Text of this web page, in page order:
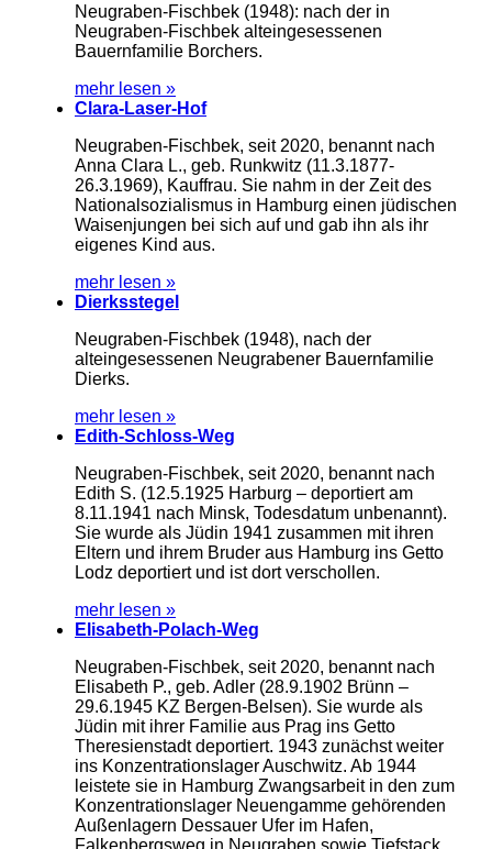
Neugraben-Fischbek (1948): nach der in
Neugraben-Fischbek alteingesessenen
Bauernfamilie Borchers.
mehr lesen »
Clara-Laser-Hof
Neugraben-Fischbek, seit 2020, benannt nach
Anna Clara L., geb. Runkwitz (11.3.1877-
26.3.1969), Kauffrau. Sie nahm in der Zeit des
Nationalsozialismus in Hamburg einen jüdischen
Waisenjungen bei sich auf und gab ihn als ihr
eigenes Kind aus.
mehr lesen »
Dierksstegel
Neugraben-Fischbek (1948), nach der
alteingesessenen Neugrabener Bauernfamilie
Dierks.
mehr lesen »
Edith-Schloss-Weg
Neugraben-Fischbek, seit 2020, benannt nach
Edith S. (12.5.1925 Harburg – deportiert am
8.11.1941 nach Minsk, Todesdatum unbenannt).
Sie wurde als Jüdin 1941 zusammen mit ihren
Eltern und ihrem Bruder aus Hamburg ins Getto
Lodz deportiert und ist dort verschollen.
mehr lesen »
Elisabeth-Polach-Weg
Neugraben-Fischbek, seit 2020, benannt nach
Elisabeth P., geb. Adler (28.9.1902 Brünn –
29.6.1945 KZ Bergen-Belsen). Sie wurde als
Jüdin mit ihrer Familie aus Prag ins Getto
Theresienstadt deportiert. 1943 zunächst weiter
ins Konzentrationslager Auschwitz. Ab 1944
leistete sie in Hamburg Zwangsarbeit in den zum
Konzentrationslager Neuengamme gehörenden
Außenlagern Dessauer Ufer im Hafen,
Falkenbergsweg in Neugraben sowie Tiefstack.